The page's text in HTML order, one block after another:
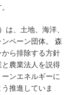
は、土地、海洋、
ペーン団体。 森
ら排除する方針
農業法人を説得
ンエネルギーに
推進していま